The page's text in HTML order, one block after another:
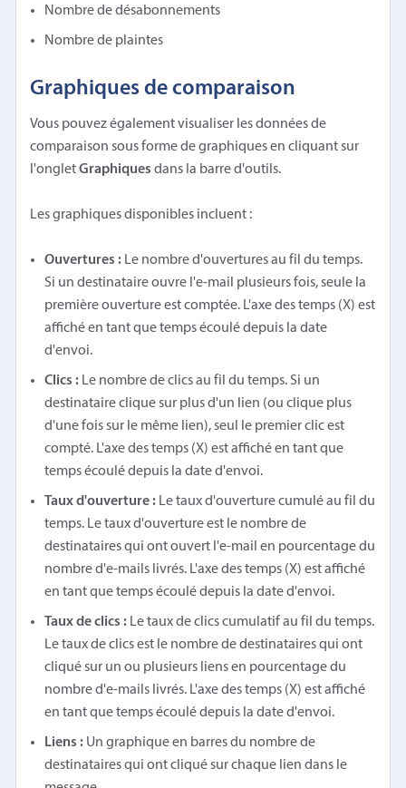
Nombre de désabonnements
Nombre de plaintes
Graphiques de comparaison
Vous pouvez également visualiser les données de
comparaison sous forme de graphiques en cliquant sur
l'ongletGraphiques dans la barre d'outils.
Les graphiques disponibles incluent :
Ouvertures : Le nombre d'ouvertures au fil du temps.
Si un destinataire ouvre l'e-mail plusieurs fois, seule la
première ouverture est comptée. L'axe des temps (X) est
affiché en tant que temps écoulé depuis la date
d'envoi.
Clics : Le nombre de clics au fil du temps. Si un
destinataire clique sur plus d'un lien (ou clique plus
d'une fois sur le même lien), seul le premier clic est
compté. L'axe des temps (X) est affiché en tant que
temps écoulé depuis la date d'envoi.
Taux d'ouverture : Le taux d'ouverture cumulé au fil du
temps. Le taux d'ouverture est le nombre de
destinataires qui ont ouvert l'e-mail en pourcentage du
nombre d'e-mails livrés. L'axe des temps (X) est affiché
en tant que temps écoulé depuis la date d'envoi.
Taux de clics : Le taux de clics cumulatif au fil du temps.
Le taux de clics est le nombre de destinataires qui ont
cliqué sur un ou plusieurs liens en pourcentage du
nombre d'e-mails livrés. L'axe des temps (X) est affiché
en tant que temps écoulé depuis la date d'envoi.
Liens : Un graphique en barres du nombre de
destinataires qui ont cliqué sur chaque lien dans le